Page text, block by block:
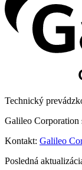
Technický
Galileo Corporation
Kontakt: Galileo
Posledná